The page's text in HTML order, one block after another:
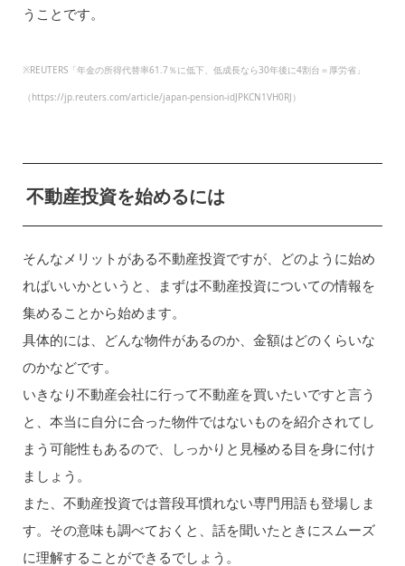
うことです。
※REUTERS「年金の所得代替率61.7％に低下、低成長なら30年後に4割台＝厚労省」
（https://jp.reuters.com/article/japan-pension-idJPKCN1VH0RJ）
不動産投資を始めるには
そんなメリットがある不動産投資ですが、どのように始め
ればいいかというと、まずは不動産投資についての情報を
集めることから始めます。
具体的には、どんな物件があるのか、金額はどのくらいな
のかなどです。
いきなり不動産会社に行って不動産を買いたいですと言う
と、本当に自分に合った物件ではないものを紹介されてし
まう可能性もあるので、しっかりと見極める目を身に付け
ましょう。
また、不動産投資では普段耳慣れない専門用語も登場しま
す。その意味も調べておくと、話を聞いたときにスムーズ
に理解することができるでしょう。